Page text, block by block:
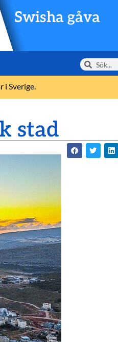
Swisha gåva
i Sverige.
stad